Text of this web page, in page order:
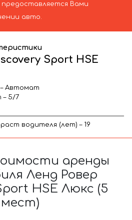
Вами
авто.
Sport HSE
– Автомат
– 5/7
водителя (лет) – 19
аренды
Ленд Ровер
HSE Люкс (5
мест)